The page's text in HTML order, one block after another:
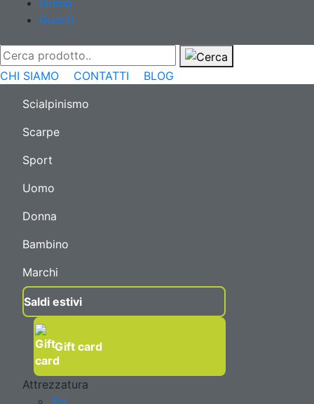
Intimo
Guanti
CHI SIAMO CONTATTI
BLOG
Scialpinismo
Scarpe
Sport
Uomo
Donna
Bambino
Marchi
Saldi estivi
Gift card
Attrezzatura
Sci